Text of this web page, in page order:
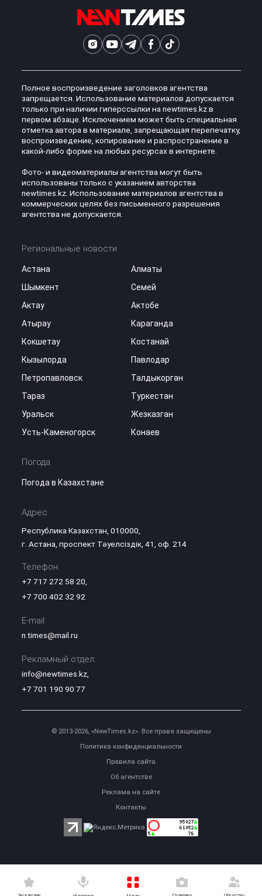
Эксклюзив Политика
Полное воспроизведение заголовков агентства
запрещается. Использование материалов допускается
только при наличии гиперссылки на newtimes.kz в
первом абзаце. Исключением может быть специальная
отметка автора в материале, запрещающая перепечатку,
воспроизведение, копирование и распространение в
какой-либо форме на любых ресурсах в интернете.
Фото- и видеоматериалы агентства могут быть
использованы только с указанием авторства
newtimes.kz. Использование материалов агентства в
коммерческих целях без письменного разрешения
агентства не допускается.
Региональные новости
Астана
Алматы
Шымкент
Семей
Актау
Актобе
Атырау
Караганда
Кокшетау
Костанай
Кызылорда
Павлодар
Петропавловск
Талдыкорган
Тараз
Туркестан
Уральск
Жезказган
Усть-Каменогорск
Конаев
Погода
Погода в Казахстане
Адрес:
Республика Казахстан, 010000,
г. Астана, проспект Тәуелсіздік, 41, оф. 214
Телефон:
+7 717 272 58 20,
+7 700 402 32 92
E-mail:
n.times@mail.ru
Рекламный отдел:
info@newtimes.kz,
+7 701 190 90 77
© 2013-2026, «NewTimes.kz». Все права защищены
Политика конфиденциальности
Правила сайта
Об агентстве
Реклама на сайте
Контакты